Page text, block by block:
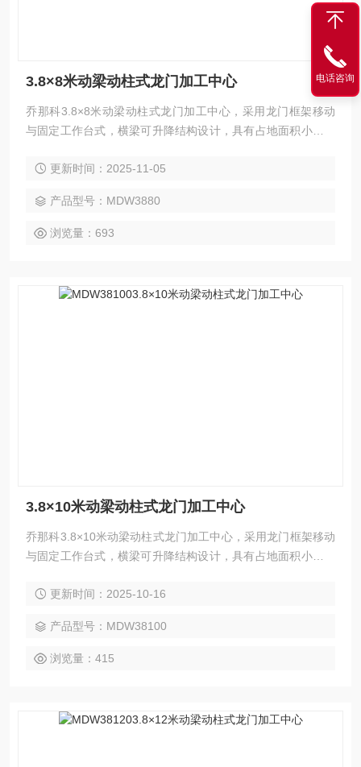
3.8×8米动梁动柱式龙门加工中心
乔那科3.8×8米动梁动柱式龙门加工中心，采用龙门框架移动
与固定工作台式，横梁可升降结构设计，具有占地面积小、空
机械、模具、航空航天、船舶等领域的大型高型复杂零件加
工，并支持选配附件铣头完成五面复合加工。
更新时间：2025-11-05
产品型号：MDW3880
浏览量：693
3.8×10米动梁动柱式龙门加工中心
乔那科3.8×10米动梁动柱式龙门加工中心，采用龙门框架移动
与固定工作台式，横梁可升降结构设计，具有占地面积小、空
机械、模具、航空航天、船舶等领域的大型高型复杂零件加
工，并支持选配附件铣头完成五面复合加工。
更新时间：2025-10-16
产品型号：MDW38100
浏览量：415
电话咨询